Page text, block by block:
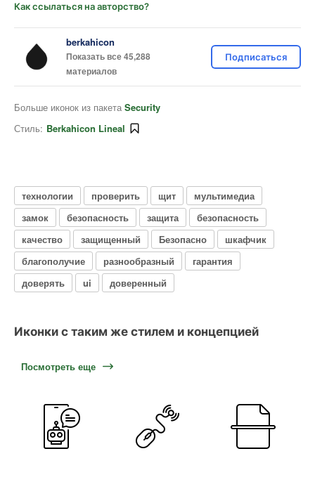
Как ссылаться на авторство?
berkahicon
Показать все 45,288
материалов
Подписаться
Больше иконок из пакета Security
Стиль: Berkahicon Lineal
технологии проверить щит
мультимедиа
замок
безопасность защита
безопасность
качество
защищенный Безопасно
шкафчик
благополучие
разнообразный
гарантия
доверять
ui доверенный
Иконки с таким же стилем и концепцией
Посмотреть еще